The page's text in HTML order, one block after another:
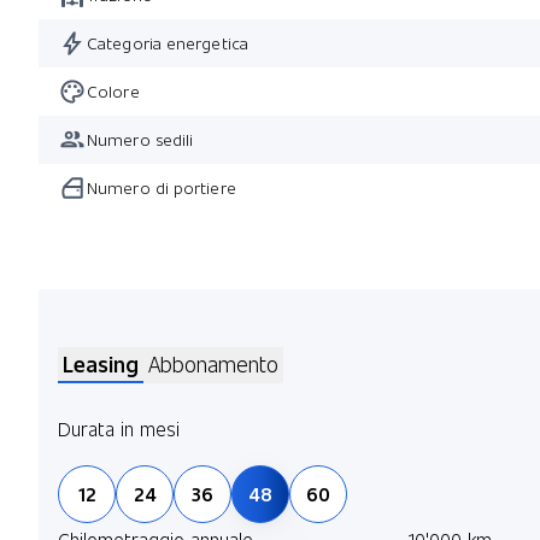
Categoria energetica
Colore
Numero sedili
Numero di portiere
Leasing Abbonamento
Durata in mesi
12 24 36 48
60